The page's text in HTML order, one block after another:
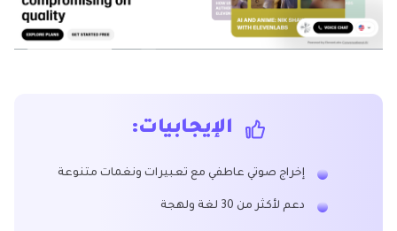
الإيجابيات:
إخراج صوتي عاطفي مع تعبيرات ونغمات متنوعة
دعم لأكثر من 30 لغة ولهجة